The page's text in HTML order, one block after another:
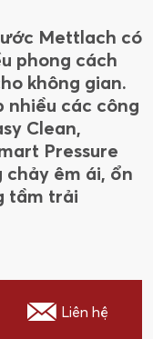
Mettlach có
phong cách
không gian.
nhiều các công
Clean,
Pressure
êm ái, ổn
tầm trải
Liên hệ